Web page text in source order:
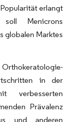
erlangt
Menicrons
globalen Marktes
in der
verbesserten
Prävalenz
und anderen